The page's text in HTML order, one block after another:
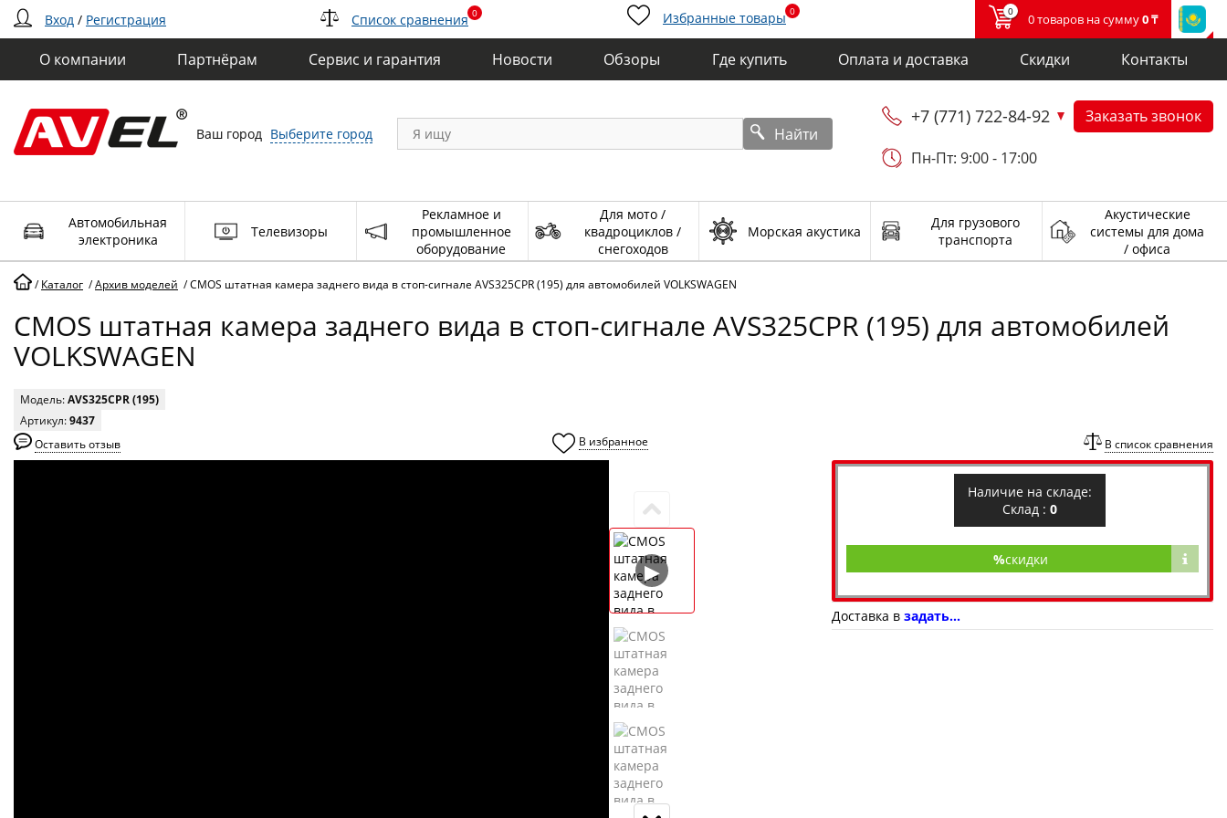
Вход / Регистрация Список сравнения 0 Избранные товары 0 0
0 товаров на сумму0 ₸
О компании Партнёрам Сервис и гарантия Новости Обзоры Где купить Оплата и доставка Скидки Контакты
Ваш город Выберите город Найти
+7 (771) 722-84-92 Заказать звонок
Пн-Пт: 9:00 - 17:00
Автомобильная
электроника
Телевизоры
Рекламное и
промышленное
оборудование
Для мото /
квадроциклов /
снегоходов
Морская акустика
Для грузового
транспорта
Акустические
системы для дома
/ офиса
/Каталог /Архив моделей /CMOS штатная камера заднего вида в стоп-сигнале AVS325CPR (195) для автомобилей VOLKSWAGEN
CMOS штатная камера заднего вида в стоп-сигнале AVS325CPR (195) для автомобилей
VOLKSWAGEN
Модель:AVS325CPR (195)
Артикул:9437
Оставить отзыв
0 В избранное В список сравнения
▶
Наличие на складе:
Склад : 0
%скидки
Доставка в задать...